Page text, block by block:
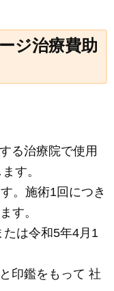
ジ治療費助
る治療院で使用
す。
。施術1回につき
す。
は令和5年4月1
印鑑をもって 社